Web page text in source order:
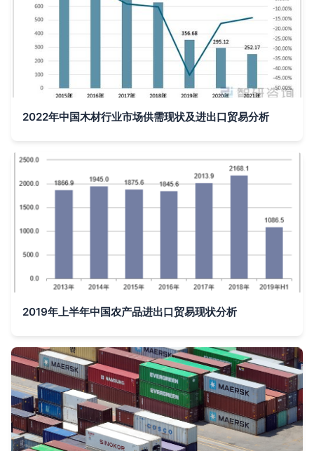
2022年中国木材行业市场供需现状及进出口贸易分析
2019年上半年中国农产品进出口贸易现状分析